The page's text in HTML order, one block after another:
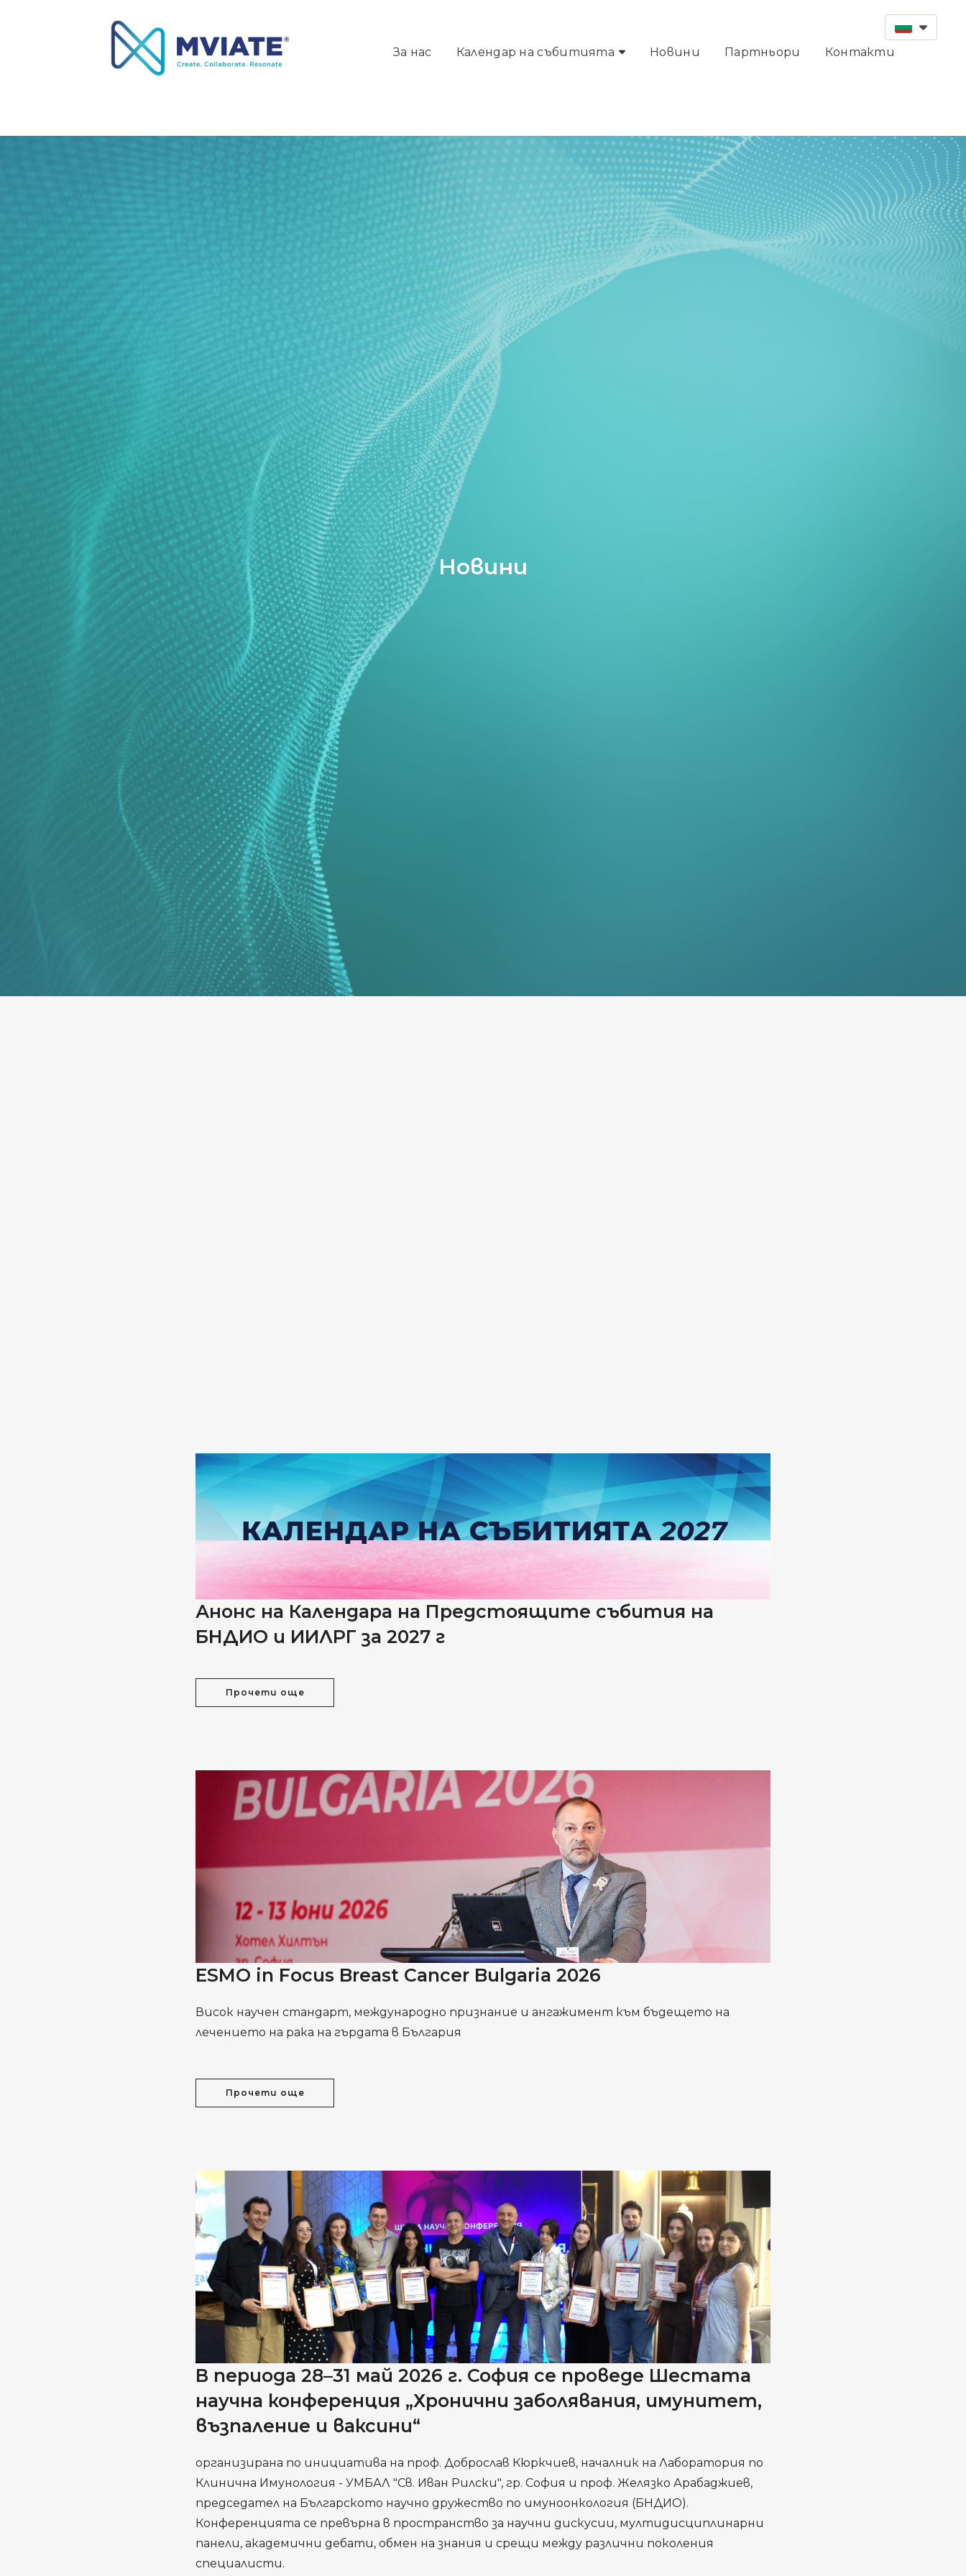
За нас Календар на събитията Новини Партньори Контакти
Новини
Анонс на Календара на Предстоящите събития на
БНДИО и ИИЛРГ за 2027 г
Прочети още
ESMO in Focus Breast Cancer Bulgaria 2026
Висок научен стандарт, международно признание и ангажимент към бъдещето на
лечението на рака на гърдата в България
Прочети още
В периода 28–31 май 2026 г. София се проведе Шестата
научна конференция „Хронични заболявания, имунитет,
възпаление и ваксини“
организирана по инициатива на проф. Доброслав Кюркчиев, началник на Лаборатория по
Клинична Имунология - УМБАЛ "Св. Иван Рилски", гр. София и проф. Желязко Арабаджиев,
председател на Българското научно дружество по имуноонкология (БНДИО).
Конференцията се превърна в пространство за научни дискусии, мултидисциплинарни
панели, академични дебати, обмен на знания и срещи между различни поколения
специалисти.